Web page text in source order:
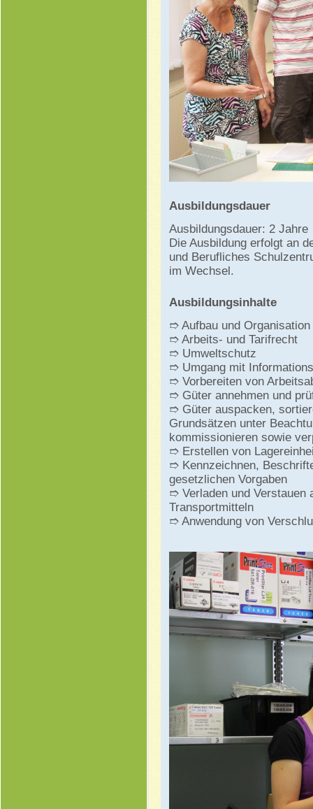
Ausbildungsdauer
Ausbildungsdauer: 2 Jahre
Die Ausbildung erfolgt an
und Berufliches
im Wechsel.
Ausbildungsinhalte
➱ Aufbau und
➱ Arbeits- und Tarifrecht
➱ Umweltschutz
➱ Umgang mit
➱ Vorbereiten von
➱ Güter annehmen und
➱ Güter auspacken,
Grundsätzen unter
kommissionieren sowie
➱ Erstellen von
➱ Kennzeichnen,
gesetzlichen Vorgaben
➱ Verladen und Verstauen
Transportmitteln
➱ Anwendung von